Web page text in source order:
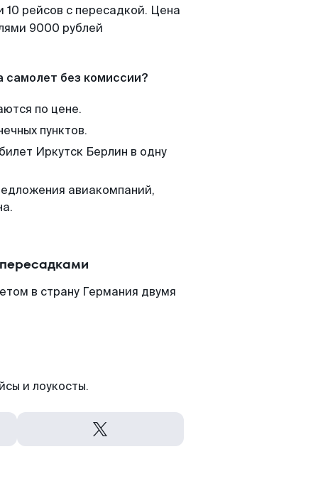
рейсов с пересадкой. Цена
9000 рублей
самолет без комиссии?
по цене.
пунктов.
Иркутск Берлин в одну
авиакомпаний,
в страну Германия двумя
и лоукосты.